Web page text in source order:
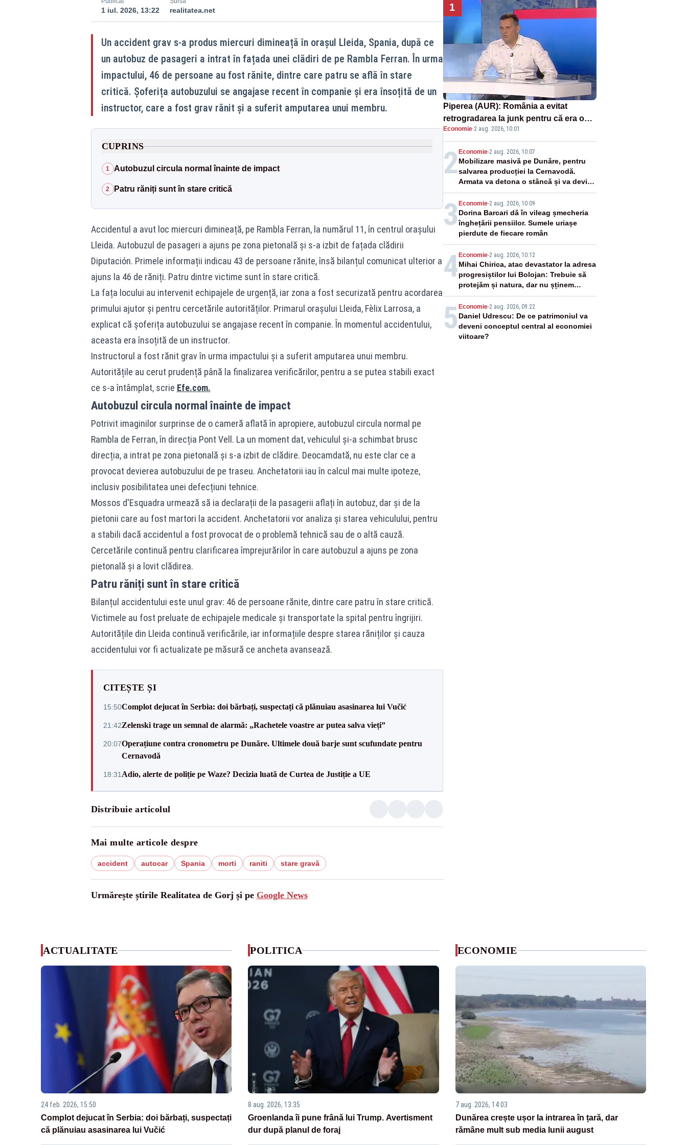
1 iul. 2026, 13:22 realitatea.net
Un accident grav s-a produs miercuri dimineață în orașul Lleida, Spania, după ce
un autobuz de pasageri a intrat în fațada unei clădiri de pe Rambla Ferran. În urma
impactului, 46 de persoane au fost rănite, dintre care patru se află în stare
critică. Șoferița autobuzului se angajase recent în companie și era însoțită de un
instructor, care a fost grav rănit și a suferit amputarea unui membru.
CUPRINS
1 Autobuzul circula normal înainte de impact
2 Patru răniți sunt în stare critică
Accidentul a avut loc miercuri dimineață, pe Rambla Ferran, la numărul 11, în centrul orașului
Lleida. Autobuzul de pasageri a ajuns pe zona pietonală și s-a izbit de fațada clădirii
Diputación. Primele informații indicau 43 de persoane rănite, însă bilanțul comunicat ulterior a
ajuns la 46 de răniți. Patru dintre victime sunt în stare critică.
La fața locului au intervenit echipajele de urgență, iar zona a fost securizată pentru acordarea
primului ajutor și pentru cercetările autorităților. Primarul orașului Lleida, Fèlix Larrosa, a
explicat că șoferița autobuzului se angajase recent în companie. În momentul accidentului,
aceasta era însoțită de un instructor.
Instructorul a fost rănit grav în urma impactului și a suferit amputarea unui membru.
Autoritățile au cerut prudență până la finalizarea verificărilor, pentru a se putea stabili exact
ce s-a întâmplat, scrie Efe.com.
Autobuzul circula normal înainte de impact
Potrivit imaginilor surprinse de o cameră aflată în apropiere, autobuzul circula normal pe
Rambla de Ferran, în direcția Pont Vell. La un moment dat, vehiculul și-a schimbat brusc
direcția, a intrat pe zona pietonală și s-a izbit de clădire. Deocamdată, nu este clar ce a
provocat devierea autobuzului de pe traseu. Anchetatorii iau în calcul mai multe ipoteze,
inclusiv posibilitatea unei defecțiuni tehnice.
Mossos d'Esquadra urmează să ia declarații de la pasagerii aflați în autobuz, dar și de la
pietonii care au fost martori la accident. Anchetatorii vor analiza și starea vehiculului, pentru
a stabili dacă accidentul a fost provocat de o problemă tehnică sau de o altă cauză.
Cercetările continuă pentru clarificarea împrejurărilor în care autobuzul a ajuns pe zona
pietonală și a lovit clădirea.
Patru răniți sunt în stare critică
Bilanțul accidentului este unul grav: 46 de persoane rănite, dintre care patru în stare critică.
Victimele au fost preluate de echipajele medicale și transportate la spital pentru îngrijiri.
Autoritățile din Lleida continuă verificările, iar informațiile despre starea răniților și cauza
accidentului vor fi actualizate pe măsură ce ancheta avansează.
CITEȘTE ȘI
15:50Complot dejucat în Serbia: doi bărbați, suspectați că plănuiau asasinarea lui Vučić
21:42Zelenski trage un semnal de alarmă: „Rachetele voastre ar putea salva vieți”
20:07Operațiune contra cronometru pe Dunăre. Ultimele două barje sunt scufundate pentru
Cernavodă
18:31Adio, alerte de poliție pe Waze? Decizia luată de Curtea de Justiție a UE
Distribuie articolul
Mai multe articole despre
accident autocar Spania morti raniti stare gravă
Urmărește știrile Realitatea de Gorj și pe Google News
1
Piperea (AUR): România a evitat
retrogradarea la junk pentru că era o
catastrofă pentru bănci și fondurile de
pensii
Economie·2 aug. 2026, 10:01
2 Economie-2 aug. 2026, 10:07
Mobilizare masivă pe Dunăre, pentru
salvarea producției la Cernavodă.
Armata va detona o stâncă și va devia
apa fluviului - IMAGINI AERIENE
3 Economie-2 aug. 2026, 10:09
Dorina Barcari dă în vileag șmecheria
înghețării pensiilor. Sumele uriașe
pierdute de fiecare român
4 Economie-2 aug. 2026, 10:12
Mihai Chirica, atac devastator la adresa
progresiștilor lui Bolojan: Trebuie să
protejăm și natura, dar nu șținem
omaneii în stare permanentă de alertă
5 Economie-2 aug. 2026, 09:22
Daniel Udrescu: De ce patrimoniul va
deveni conceptul central al economiei
viitoare?
ACTUALITATE
24 feb. 2026, 15:50
Complot dejucat în Serbia: doi bărbați, suspectați
că plănuiau asasinarea lui Vučić
POLITICA
8 aug. 2026, 13:35
Groenlanda îi pune frână lui Trump. Avertisment
dur după planul de foraj
ECONOMIE
7 aug. 2026, 14:03
Dunărea crește ușor la intrarea în țară, dar
rămâne mult sub media lunii august